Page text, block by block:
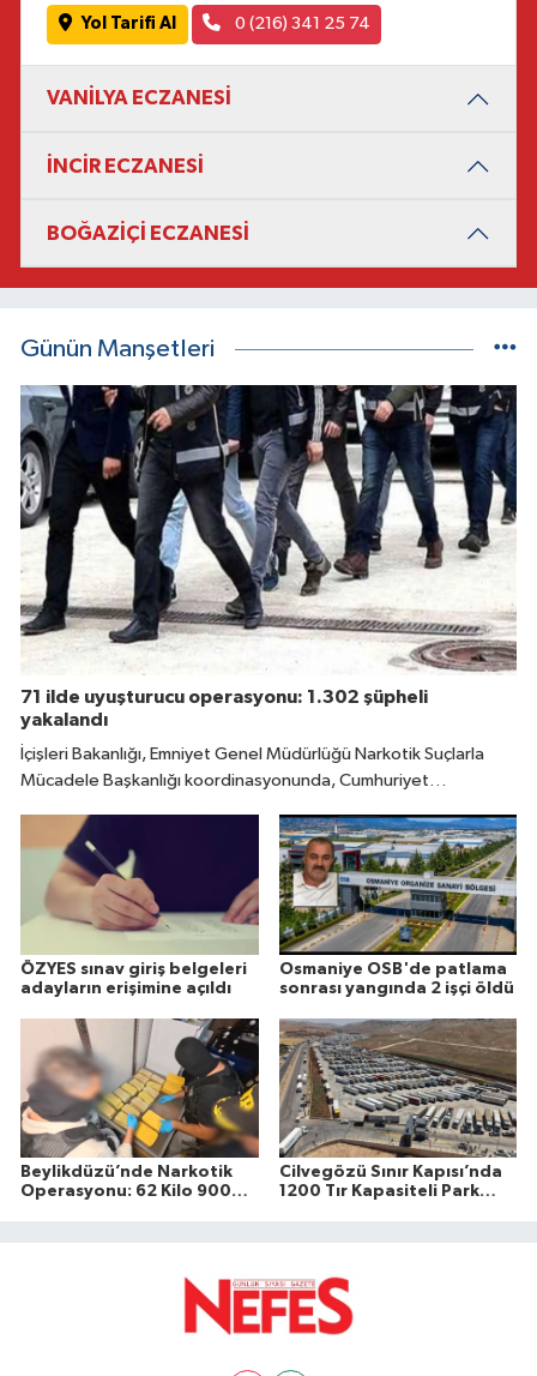
Yol Tarifi Al 0 (216) 341 25 74
VANİLYA ECZANESİ
İNCİR ECZANESİ
BOĞAZİÇİ ECZANESİ
Günün Manşetleri
71 ilde uyuşturucu operasyonu: 1.302 şüpheli
yakalandı
İçişleri Bakanlığı, Emniyet Genel Müdürlüğü Narkotik Suçlarla
Mücadele Başkanlığı koordinasyonunda, Cumhuriyet
satıcılarına yönelik son 10 günde geniş çaplı operasyonlar
düzenlendiğini duyurdu.
ÖZYES sınav giriş belgeleri
adayların erişimine açıldı
Osmaniye OSB'de patlama
sonrası yangında 2 işçi öldü
Beylikdüzü’nde Narkotik
Operasyonu: 62 Kilo 900
Cilvegözü Sınır Kapısı’nda
1200 Tır Kapasiteli Park